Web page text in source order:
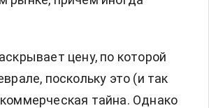
цену, по которой
поскольку это (и так
тайна. Однако